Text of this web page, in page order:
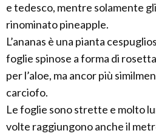
e tedesco, mentre solamente
rinominato pineapple.
L’ananas è una pianta
foglie spinose a forma di
per l’aloe, ma ancor più
carciofo.
Le foglie sono strette e molto
volte raggiungono anche il